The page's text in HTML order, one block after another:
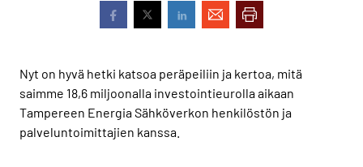
Nyt on hyvä hetki katsoa peräpeiliin ja kertoa, mitä
saimme 18,6 miljoonalla investointieurolla aikaan
Tampereen Energia Sähköverkon henkilöstön ja
palveluntoimittajien kanssa.